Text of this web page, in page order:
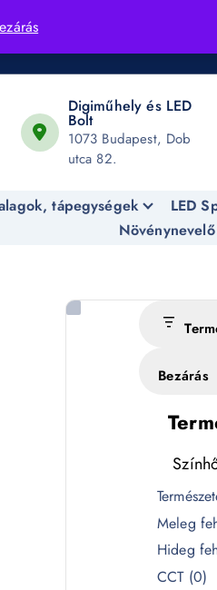
Digiműhely és LED
Bolt
1073 Budapest, Dob
utca 82.
tápegységek
LED
Növénynevelő
Bezárás
Meleg
Hideg
CCT (0)